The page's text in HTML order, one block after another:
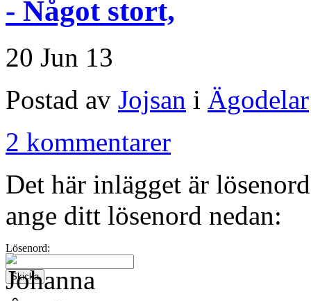
- Något stort,
20 Jun 13
Postad av Jojsan i Ägodelar
2 kommentarer
Det här inlägget är
ange ditt lösenord nedan:
Lösenord: